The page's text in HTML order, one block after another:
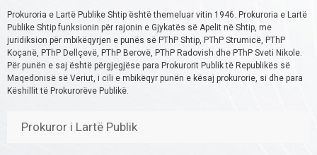
Prokuroria e Lartë Publike Shtip është themeluar vitin 1946. Prokuroria e Lartë
Publike Shtip funksionin për rajonin e Gjykatës së Apelit në Shtip, me
juridiksion për mbikëqyrjen e punës së PThP Shtip, PThP Strumicë, PThP
Koçanë, PThP Dellçevë, PThP Berovë, PThP Radovish dhe PThP Sveti Nikole.
Për punën e saj është përgjegjëse para Prokurorit Publik të Republikës së
Maqedonisë së Veriut, i cili e mbikëqyr punën e kësaj prokurorie, si dhe para
Këshillit të Prokurorëve Publikë.
Prokuror i Lartë Publik